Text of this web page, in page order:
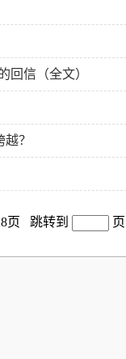
回信（全文）
？
页 跳转到 页